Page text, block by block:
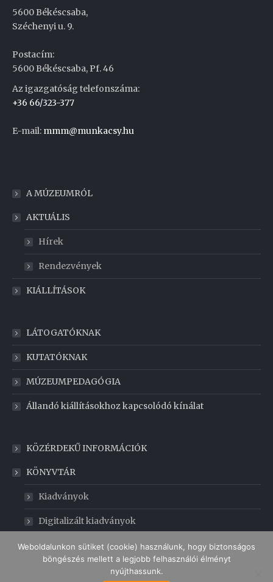
5600 Békéscsaba,
Széchenyi u. 9.
Postacím:
5600 Békéscsaba, Pf. 46
Az igazgatóság telefonszáma:
+36 66/323-377
E-mail: mmm@munkacsy.hu
A MÚZEUMRÓL
AKTUÁLIS
Hírek
Rendezvények
KIÁLLÍTÁSOK
LÁTOGATÓKNAK
KUTATÓKNAK
MÚZEUMPEDAGÓGIA
Állandó kiállításokhoz kapcsolódó kínálat
KÖZÉRDEKŰ INFORMÁCIÓK
KÖNYVTÁR
Kiadványok
Digitalizált kiadványok
GABONAMÚZEUM
Weboldalunkon sütiket (cookie) használunk, hogy biztonságos
böngészés mellett a legjobb felhasználói élményt
nyújthassunk.